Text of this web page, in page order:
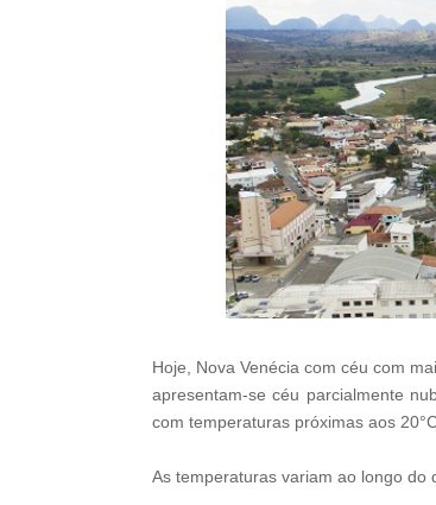
Hoje, Nova Venécia com céu com
apresentam-se céu parcialmente
com temperaturas próximas aos
As temperaturas variam ao longo do